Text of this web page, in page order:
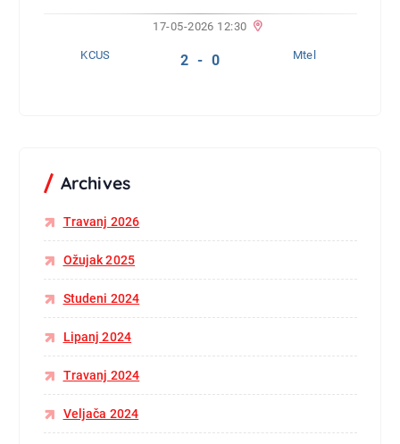
17-05-2026 12:30
KCUS 2 - 0 Mtel
Archives
Travanj 2026
Ožujak 2025
Studeni 2024
Lipanj 2024
Travanj 2024
Veljača 2024